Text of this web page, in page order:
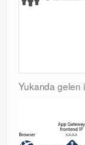
Yukarıda gelen